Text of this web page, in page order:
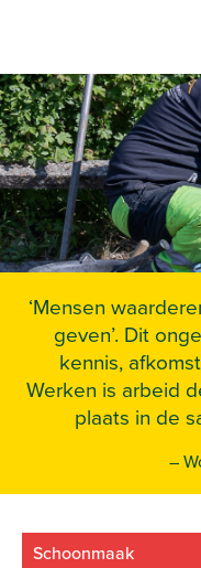
‘Mensen
geven’. Dit
kennis,
Werken is arbeid
plaats in de
–
schoonmaak